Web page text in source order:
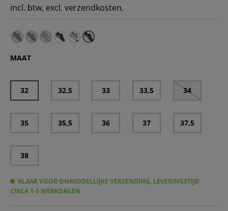
incl. btw, excl. verzendkosten.
MAAT
32 32,5 33 33,5 34
35 35,5 36 37 37,5
38
KLAAR VOOR ONMIDDELLIJKE VERZENDING, LEVERINGSTIJD
CIRCA 1-3 WERKDAGEN